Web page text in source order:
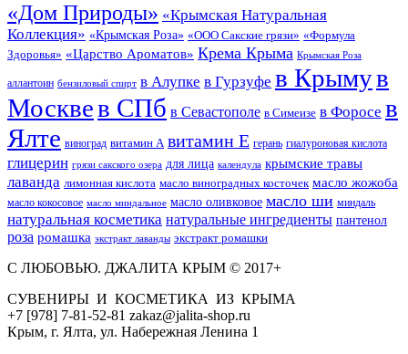
«Дом Природы» «Крымская Натуральная
Коллекция» «Крымская Роза» «ООО Сакские грязи» «Формула
Здоровья» «Царство Ароматов» Крема Крыма Крымская Роза
аллантоин бензиловый спирт в Алупке в Гурзуфе в Крымув
Москвев СПб в Севастополе в Симеизе в Форосе в
Ялте виноград витамин А витамин Е герань гиалуроновая кислота
глицерин грязи сакского озера для лица календула крымские травы
лаванда лимонная кислота масло виноградных косточек масло жожоба
масло кокосовое масло миндальное масло оливковое масло ши миндаль
натуральная косметика натуральные ингредиенты пантенол
роза ромашка экстракт лаванды экстракт ромашки
С ЛЮБОВЬЮ. ДЖАЛИТА КРЫМ © 2017+
СУВЕНИРЫ И КОСМЕТИКА ИЗ КРЫМА
+7 [978] 7-81-52-81 zakaz@jalita-shop.ru
Крым, г. Ялта, ул. Набережная Ленина 1